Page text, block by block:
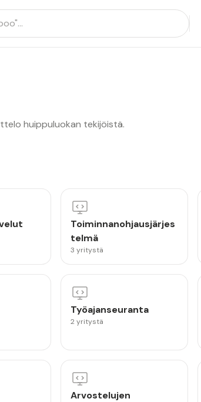
huippuluokan tekijöistä.
Toiminnanohjausjärjes
telmä
3 yritystä
Työajanseuranta
2 yritystä
Arvostelujen